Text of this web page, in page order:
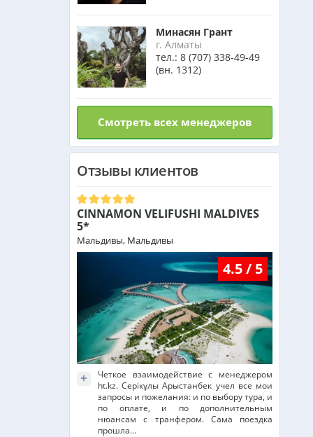
Минасян Грант
г. Алматы
тел.: 8 (707) 338-49-49
(вн. 1312)
Смотреть всех менеджеров
Отзывы клиентов
CINNAMON VELIFUSHI MALDIVES
5*
Мальдивы, Мальдивы
4.5 / 5
+
Четкое взаимодействие с менеджером
ht.kz. Серікұлы Арыстанбек учел все мои
запросы и пожелания: и по выбору тура, и
по оплате, и по дополнительным
нюансам с транфером. Сама поездка
прошла...